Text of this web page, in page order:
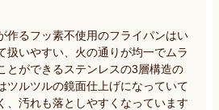
作るフッ素不使用のフライパンはい
扱いやすい、火の通りが均一でムラ
とができるステンレスの3層構造の
ツルツルの鏡面仕上げになっていて
、汚れも落としやすくなっています